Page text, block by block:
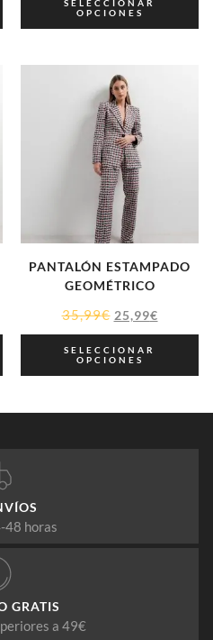
SELECCIONAR
OPCIONES
PANTALÓN ESTAMPADO
GEOMÉTRICO
35,99€ 25,99€
SELECCIONAR
OPCIONES
48 horas
GRATIS
a 49€